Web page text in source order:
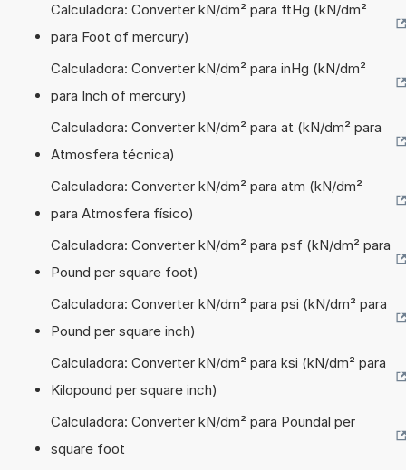
Calculadora: Converter kN/dm² para ftHg (kN/dm²
para Foot of mercury)
Calculadora: Converter kN/dm² para inHg (kN/dm²
para Inch of mercury)
Calculadora: Converter kN/dm² para at (kN/dm² para
Atmosfera técnica)
Calculadora: Converter kN/dm² para atm (kN/dm²
para Atmosfera físico)
Calculadora: Converter kN/dm² para psf (kN/dm² para
Pound per square foot)
Calculadora: Converter kN/dm² para psi (kN/dm² para
Pound per square inch)
Calculadora: Converter kN/dm² para ksi (kN/dm² para
Kilopound per square inch)
Calculadora: Converter kN/dm² para Poundal per
square foot